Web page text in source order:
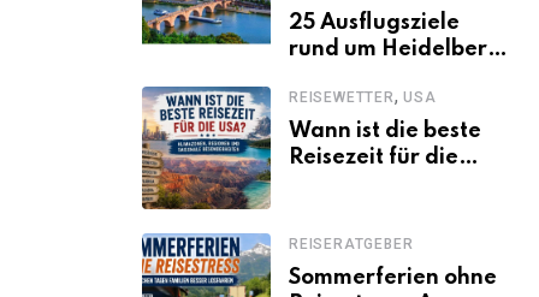
25 Ausflugsziele
rund um Heidelberg,
sollte
REISEWETTER, USA
Wann ist die beste
Reisezeit für die
saisonale
Besonderheiten
REISERATGEBER
Sommerferien ohne